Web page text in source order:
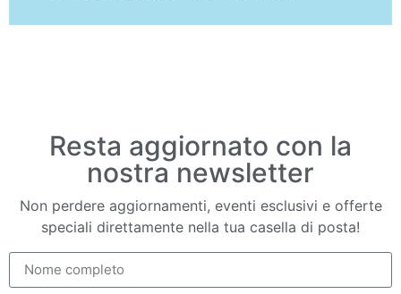
Resta aggiornato con la
nostra newsletter
Non perdere aggiornamenti, eventi esclusivi e offerte
speciali direttamente nella tua casella di posta!